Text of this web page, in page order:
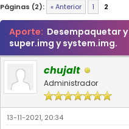
Páginas (2): « Anterior 1 2
Aporte: Desempaquetar
super.img y system.img.
chujalt
Administrador
13-11-2021, 20:34